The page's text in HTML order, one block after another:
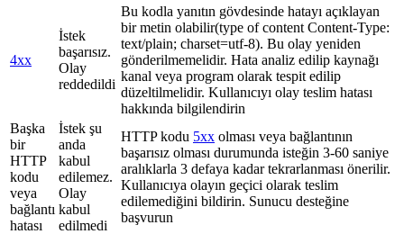
4xx
İstek
başarısız.
Olay
reddedildi
Bu kodla yanıtın gövdesinde hatayı açıklayan
bir metin olabilir(type of content Content-Type:
text/plain; charset=utf-8). Bu olay yeniden
gönderilmemelidir. Hata analiz edilip kaynağı
kanal veya program olarak tespit edilip
düzeltilmelidir. Kullanıcıyı olay teslim hatası
hakkında bilgilendirin
Başka
bir
HTTP
kodu
veya
bağlantı
hatası
İstek şu
anda
kabul
edilemez.
Olay
kabul
edilmedi
HTTP kodu 5xx olması veya bağlantının
başarısız olması durumunda isteğin 3-60 saniye
aralıklarla 3 defaya kadar tekrarlanması önerilir.
Kullanıcıya olayın geçici olarak teslim
edilemediğini bildirin. Sunucu desteğine
başvurun